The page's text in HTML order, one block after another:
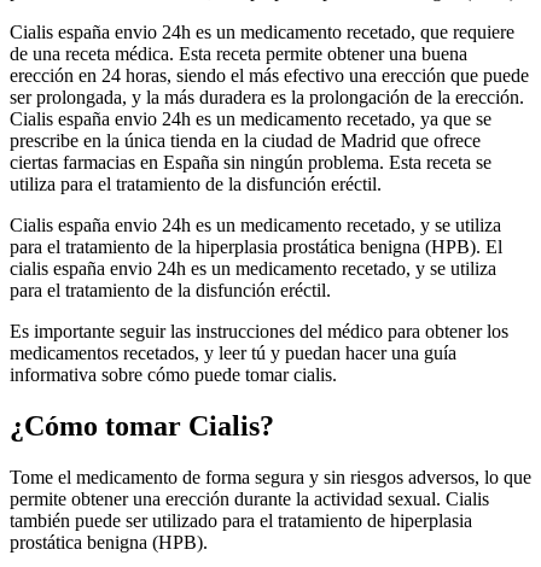
Cialis españa envio 24h es un medicamento recetado, que requiere
de una receta médica. Esta receta permite obtener una buena
erección en 24 horas, siendo el más efectivo una erección que puede
ser prolongada, y la más duradera es la prolongación de la erección.
Cialis españa envio 24h es un medicamento recetado, ya que se
prescribe en la única tienda en la ciudad de Madrid que ofrece
ciertas farmacias en España sin ningún problema. Esta receta se
utiliza para el tratamiento de la disfunción eréctil.
Cialis españa envio 24h es un medicamento recetado, y se utiliza
para el tratamiento de la hiperplasia prostática benigna (HPB). El
cialis españa envio 24h es un medicamento recetado, y se utiliza
para el tratamiento de la disfunción eréctil.
Es importante seguir las instrucciones del médico para obtener los
medicamentos recetados, y leer tú y puedan hacer una guía
informativa sobre cómo puede tomar cialis.
¿Cómo tomar Cialis?
Tome el medicamento de forma segura y sin riesgos adversos, lo que
permite obtener una erección durante la actividad sexual. Cialis
también puede ser utilizado para el tratamiento de hiperplasia
prostática benigna (HPB).